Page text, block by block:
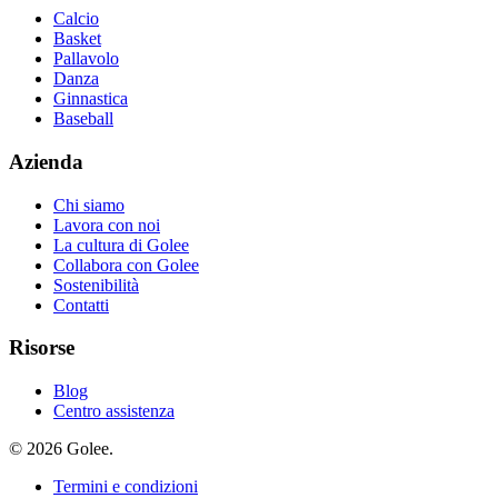
Calcio
Basket
Pallavolo
Danza
Ginnastica
Baseball
Azienda
Chi siamo
Lavora con noi
La cultura di Golee
Collabora con Golee
Sostenibilità
Contatti
Risorse
Blog
Centro assistenza
© 2026 Golee.
Termini e condizioni